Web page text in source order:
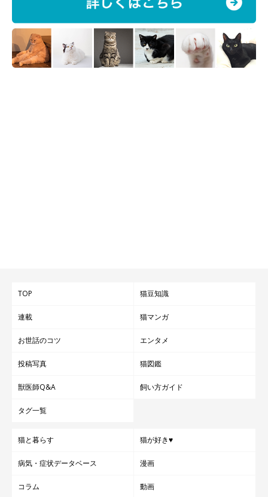
TOP 猫豆知識
連載 猫マンガ
お世話のコツ エンタメ
投稿写真 猫図鑑
獣医師Q&A 飼い方ガイド
タグ一覧
猫と暮らす 猫が好き♥
病気・症状データベース 漫画
コラム 動画